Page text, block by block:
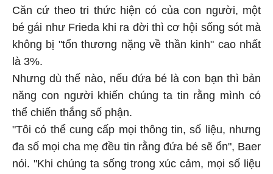
Căn cứ theo tri thức hiện có của con người, một
bé gái như Frieda khi ra đời thì cơ hội sống sót mà
không bị "tổn thương nặng về thần kinh" cao nhất
là 3%.
Nhưng dù thế nào, nếu đứa bé là con bạn thì bản
năng con người khiến chúng ta tin rằng mình có
thể chiến thắng số phận.
"Tôi có thể cung cấp mọi thông tin, số liệu, nhưng
đa số mọi cha mẹ đều tin rằng đứa bé sẽ ổn", Baer
nói. "Khi chúng ta sống trong xúc cảm, mọi số liệu